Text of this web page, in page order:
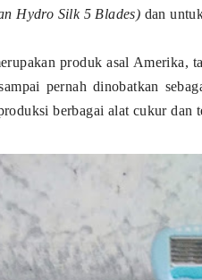
Hydro Silk 5 Blades) dan
produk asal Amerika,
pernah dinobatkan
berbagai alat cukur